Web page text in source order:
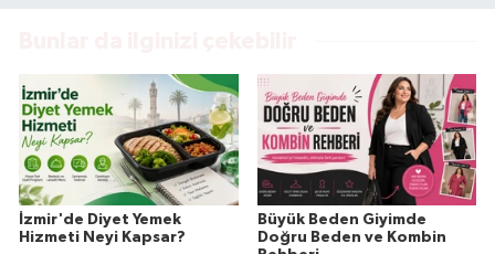
İzmir'de Diyet Yemek
Hizmeti Neyi Kapsar?
Büyük Beden Giyimde
Doğru Beden ve Kombin